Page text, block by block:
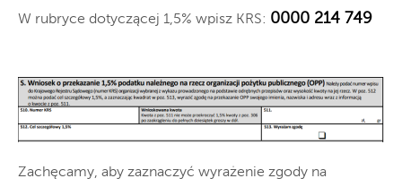
W rubryce dotyczącej 1,5% wpisz KRS: 0000 214 749
Zachęcamy, aby zaznaczyć wyrażenie zgody na